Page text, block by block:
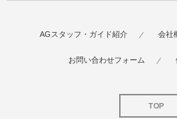
AGスタッフ・ガイド紹介 会社
お問い合わせフォーム
TOP